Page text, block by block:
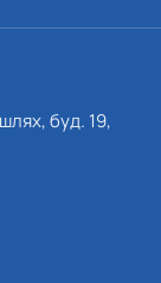
буд. 19,